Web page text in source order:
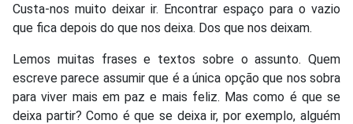
Custa-nos muito deixar ir. Encontrar espaço para o vazio
que fica depois do que nos deixa. Dos que nos deixam.
Lemos muitas frases e textos sobre o assunto. Quem
escreve parece assumir que é a única opção que nos sobra
para viver mais em paz e mais feliz. Mas como é que se
deixa partir? Como é que se deixa ir, por exemplo, alguém